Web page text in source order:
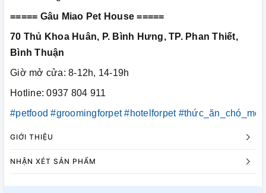
===== Gâu Miao Pet House =====
70 Thủ Khoa Huân, P. Bình Hưng, TP. Phan Thiết,
Bình Thuận
Giờ mở cửa: 8-12h, 14-19h
Hotline: 0937 804 911
#petfood #groomingforpet #hotelforpet #thức_ăn_chó_mèo
GIỚI THIỆU
NHẬN XÉT SẢN PHẨM